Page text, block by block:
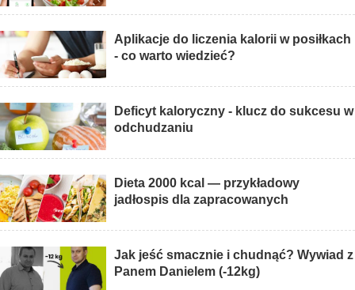
Aplikacje do liczenia kalorii w posiłkach
- co warto wiedzieć?
Deficyt kaloryczny - klucz do sukcesu w
odchudzaniu
Dieta 2000 kcal — przykładowy
jadłospis dla zapracowanych
Jak jeść smacznie i chudnąć? Wywiad z
Panem Danielem (-12kg)